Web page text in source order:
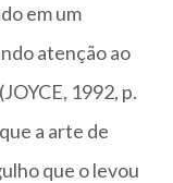
em um
atenção ao
1992, p.
a arte de
que o levou